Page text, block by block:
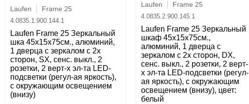
Laufen Frame 25
4.0835.1.900.144.1
Laufen Frame 25 Зеркальный
шка 45x15x75см., алюминий,
1 дверца с зеркалом с 2х
сторон, SX, сенс. выкл., 2
розетки, 2 верт-х эл-та LED-
подсветки (регул-ая яркость),
с окружающим освещением
(внизу)
Laufen Frame 25
4.0835.2.900.145.1
Laufen Frame 25 Зеркальный
шкаф 45x15x75см.,
алюминий, 1 дверца с
зеркалом с 2х сторон, DX,
сенс. выкл., 2 розетки, 2 верт-
х эл-та LED-подсветки (регул-
ая яркость), с окружающим
освещением (внизу), цвет:
белый